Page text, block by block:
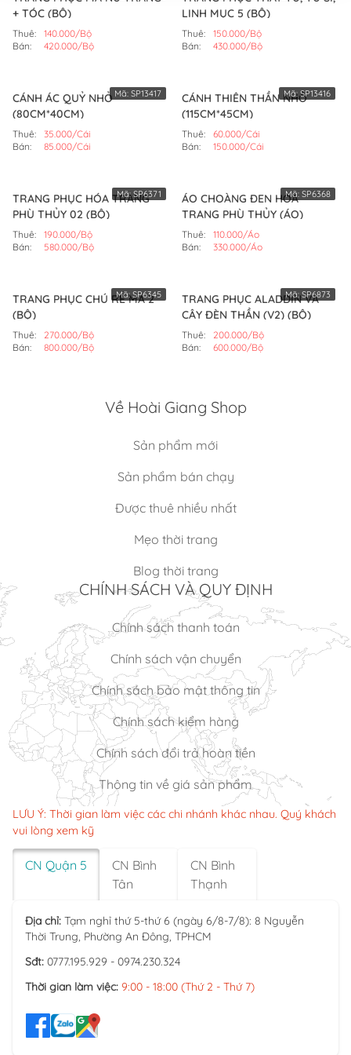
+ TÓC (BỘ)
Thuê:
140.000/Bộ
Bán:
420.000/Bộ
LINH MỤC 5 (BỘ)
Thuê:
150.000/Bộ
Bán:
430.000/Bộ
CÁNH ÁC QUỶ NHỎ
(80CM*40CM)
Thuê:
35.000/Cái
Bán:
85.000/Cái
Mã: SP13417
CÁNH THIÊN THẦN NHỎ
(115CM*45CM)
Thuê:
60.000/Cái
Bán:
150.000/Cái
Mã:SP13416
TRANG PHỤC HÓA TRANG
PHÙ THỦY 02 (BỘ)
Thuê:
190.000/Bộ
Bán:
580.000/Bộ
Mã:SP6371
ÁO CHOÀNG ĐEN HÓA
TRANG PHÙ THỦY (ÁO)
Thuê:
110.000/Áo
Bán:
330.000/Áo
Mã: SP6368
TRANG PHỤC CHÚ RỂ MA 2
(BỘ)
Thuê:
270.000/Bộ
Bán:
800.000/Bộ
Mã:SP6345
TRANG PHỤC ALADDIN VÀ
CÂY ĐÈN THẦN (V2) (BỘ)
Thuê:
200.000/Bộ
Bán:
600.000/Bộ
Mã:SP6873
Về Hoài Giang Shop
Sản phẩm mới
Sản phẩm bán chạy
Được thuê nhiều nhất
Mẹo thời trang
Blog thời trang
CHÍNH SÁCH VÀ QUY ĐỊNH
Chính sách thanh toán
Chính sách vận chuyển
Chính sách bảo mật thông tin
Chính sách kiểm hàng
Chính sách đổi trả hoàn tiền
Thông tin về giá sản phẩm
LƯU Ý: Thời gian làm việc các chi nhánh khác nhau. Quý khách
vui lòng xem kỹ
CN Quận 5
CN Bình
Tân
CN Bình
Thạnh
Địa chỉ: Tạm nghỉ thứ 5-thứ 6 (ngày 6/8-7/8): 8 Nguyễn
Thời Trung, Phường An Đông, TPHCM
Sđt: 0777.195.929 - 0974.230.324
Thời gian làm việc: 9:00 - 18:00 (Thứ 2 - Thứ 7)